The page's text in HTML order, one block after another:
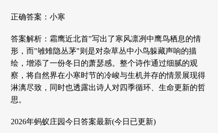
正确答案：小寒
答案解析：霜鹰近北首"写出了寒风凛冽中鹰鸟栖息的情
形，而"雊雉隐丛茅"则是对杂草丛中小鸟躲藏声响的描
绘，增添了一份冬日的萧瑟感。整个诗作通过细腻的观
察，将自然界在小寒时节的冷峻与生机并存的情景展现得
淋漓尽致，同时也透露出诗人对四季循环、生命更新的哲
思。
2026年蚂蚁庄园今日答案最新(今日已更新)